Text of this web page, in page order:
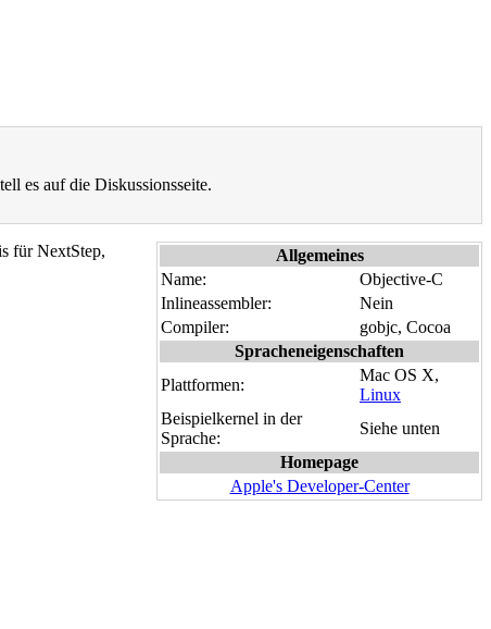
es auf die Diskussionsseite.
Allgemeines
Name:
Objective-C
Inlineassembler:
Nein
Compiler:
gobjc, Cocoa
Spracheneigenschaften
Plattformen:
Mac OS X,
Linux
Beispielkernel in der
Sprache:
Siehe unten
Homepage
Apple's Developer-Center
für NextStep,